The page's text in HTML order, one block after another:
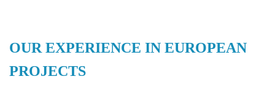
OUR EXPERIENCE IN EUROPEAN
PROJECTS